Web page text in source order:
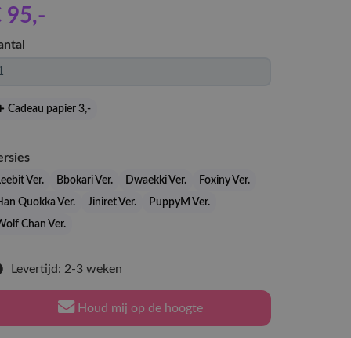
95,-
Cadeau papier 3,-
Ver. Bbokari Ver. Dwaekki Ver.
Foxiny Ver.
Quokka Ver.
Jiniret Ver.
PuppyM Ver.
Chan Ver.
Levertijd: 2-3 weken
Houd mij op de hoogte